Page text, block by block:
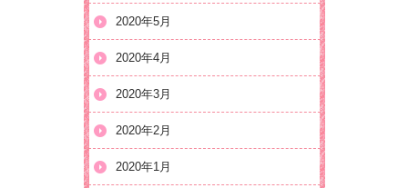
2020年5月
2020年4月
2020年3月
2020年2月
2020年1月